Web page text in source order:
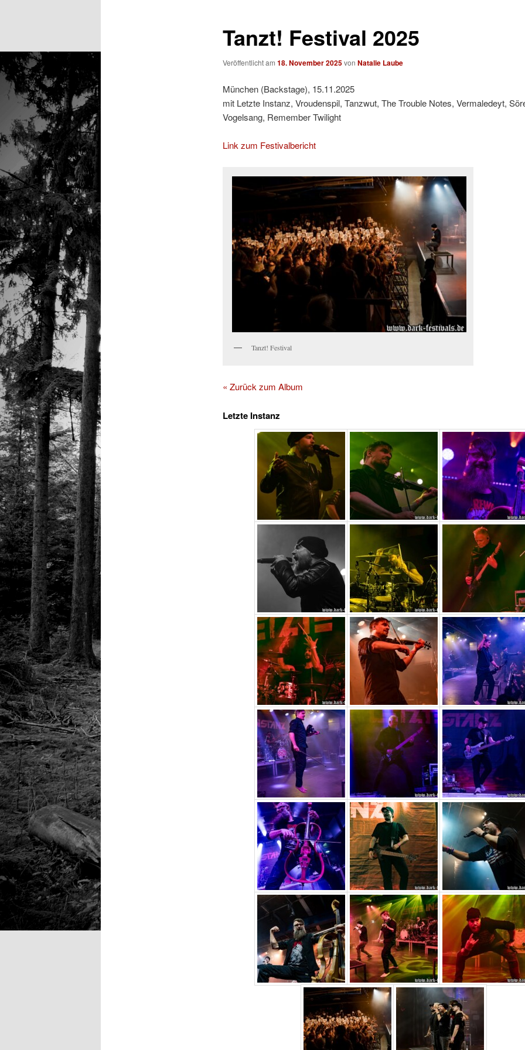
Tanzt! Festival 2025
Veröffentlicht am 18. November 2025von Natalie Laube
München (Backstage), 15.11.2025
mit Letzte Instanz, Vroudenspil, Tanzwut, The Trouble Notes, Vermaledeyt,
Vogelsang, Remember Twilight
Link zum Festivalbericht
Tanzt! Festival
« Zurück zum Album
Letzte Instanz